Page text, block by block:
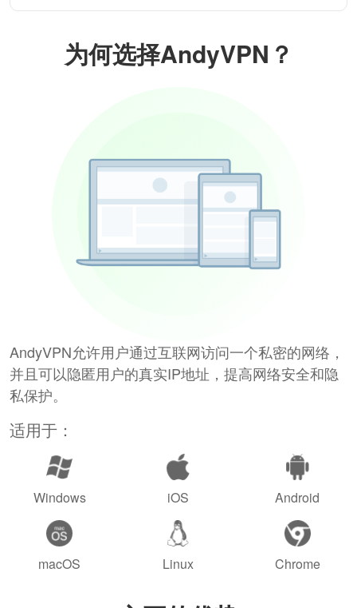
为何选择AndyVPN？
AndyVPN允许用户通过互联网访问一个私密的网络，
并且可以隐匿用户的真实IP地址，提高网络安全和隐
私保护。
适用于：
Windows iOS Android
macOS Linux Chrome